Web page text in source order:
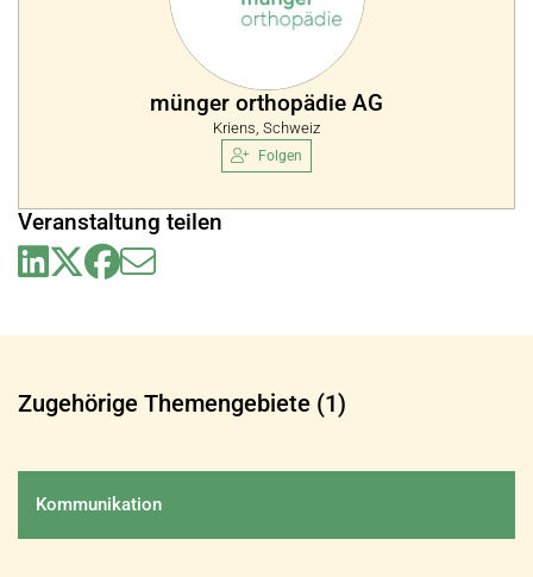
münger orthopädie AG
Kriens, Schweiz
Folgen
Veranstaltung teilen
Zugehörige Themengebiete (1)
Kommunikation